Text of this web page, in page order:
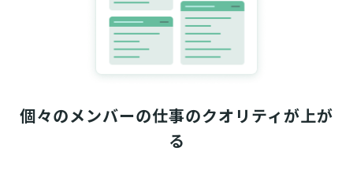
個々のメンバーの仕事のクオリティが上が
る